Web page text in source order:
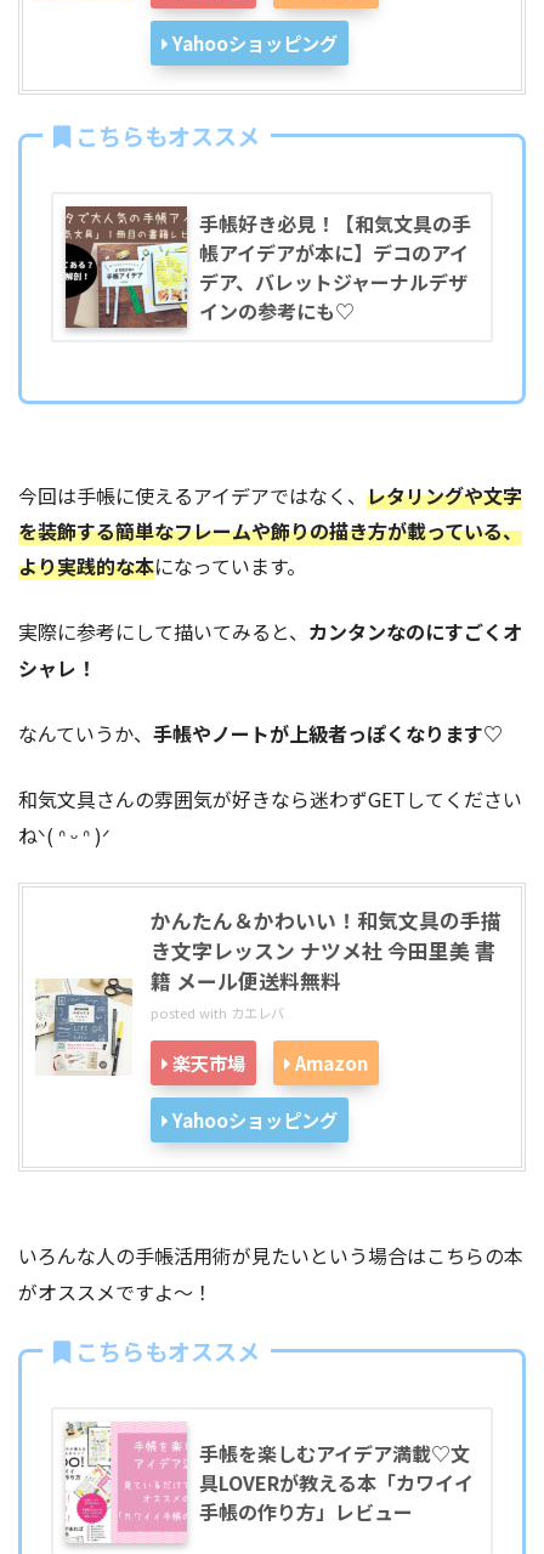
Yahooショッピング
こちらもオススメ
手帳好き必見！【和気文具の手
帳アイデアが本に】デコのアイ
デア、バレットジャーナルデザ
インの参考にも♡
今回は手帳に使えるアイデアではなく、 レタリングや文字
を装飾する簡単なフレームや飾りの描き方が載っている、
より実践的な本になっています。
実際に参考にして描いてみると、 カンタンなのにすごくオ
シャレ！
なんていうか、 手帳やノートが上級者っぽくなります♡
和気文具さんの雰囲気が好きなら迷わずGETしてください
ねᐠ( ᐢ ᵕ ᐢ )ᐟ
かんたん＆かわいい！和気文具の手描
き文字レッスン ナツメ社 今田里美 書
籍 メール便送料無料
posted with カエレバ
楽天市場 Amazon
Yahooショッピング
いろんな人の手帳活用術が見たいという場合はこちらの本
がオススメですよ〜！
こちらもオススメ
手帳を楽しむアイデア満載♡文
具LOVERが教える本「カワイイ
手帳の作り方」レビュー